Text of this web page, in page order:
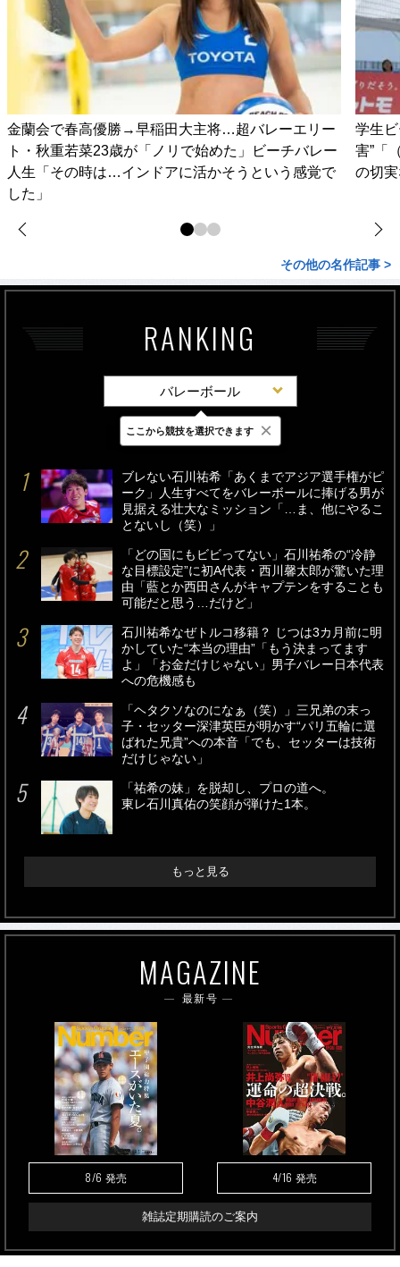
金蘭会で春高優勝→早稲田大主将…超バレーエリー
ト・秋重若菜23歳が「ノリで始めた」ビーチバレー
人生「その時は…インドアに活かそうという感覚で
した」
学生
害”「
の切
その他の名作記事 >
RANKING
バレーボール
最新 24時間 週間
ブレない石川祐希「あくまでアジア選手権がピ
ーク」人生すべてをバレーボールに捧げる男が
見据える壮大なミッション「…ま、他にやるこ
とないし（笑）」
「どの国にもビビってない」石川祐希の“冷静
な目標設定”に初A代表・西川馨太郎が驚いた理
由「藍とか西田さんがキャプテンをすることも
可能だと思う…だけど」
石川祐希なぜトルコ移籍？ じつは3カ月前に明
かしていた“本当の理由”「もう決まってます
よ」「お金だけじゃない」男子バレー日本代表
への危機感も
「ヘタクソなのになぁ（笑）」三兄弟の末っ
子・セッター深津英臣が明かす“パリ五輪に選
ばれた兄貴”への本音「でも、セッターは技術
だけじゃない」
「祐希の妹」を脱却し、プロの道へ。
東レ石川真佑の笑顔が弾けた1本。
もっと見る
MAGAZINE
最新号
8/6 発売 4/16 発売
雑誌定期購読のご案内
ここから競技を選択できます ×